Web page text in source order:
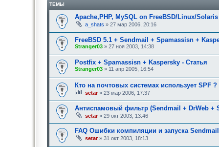
ТЕМЫ
Apache,PHP, MySQL on FreeBSD/Linux/
a_shats » 27 мар 2006, 20:16
FreeBSD 5.1 + Sendmail + Spamassisn +
Stranger03 » 27 ноя 2003, 14:38
Postfix + Spamassisn + Kaspersky - Статья
Stranger03 » 11 апр 2005, 16:54
Кто на почтовых системах использует SPF ?
setar» 23 мар 2006, 17:37
Антиспамовый фильтр (Sendmail + DrWeb +
setar» 29 окт 2003, 13:46
FAQ Ошибки компиляции и запуска
setar» 31 окт 2003, 18:13